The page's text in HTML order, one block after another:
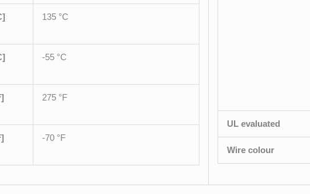
135 °C
-55 °C
275 °F
-70 °F
UL evaluated
Wire colour